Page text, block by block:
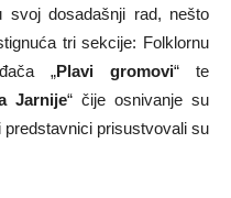
svoj dosadašnji rad, nešto
tri sekcije: Folklornu
„Plavi gromovi“ te
Jarnije“ čije osnivanje su
predstavnici prisustvovali su